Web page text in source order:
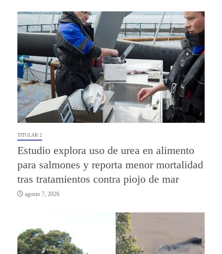
TITULAR 2
Estudio explora uso de urea en alimento
para salmones y reporta menor mortalidad
tras tratamientos contra piojo de mar
agosto 7, 2026